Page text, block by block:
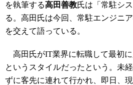
を執筆する高田善教氏は「常駐シ
る。高田氏は今回、常駐エンジニ
を交えて語っている。
高田氏がIT業界に転職して最初に
というスタイルだったという。未
ずに客先に連れて行かれ、即日、